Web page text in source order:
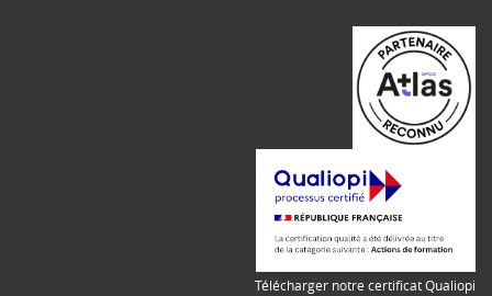
Télécharger notre certificat Qualiopi